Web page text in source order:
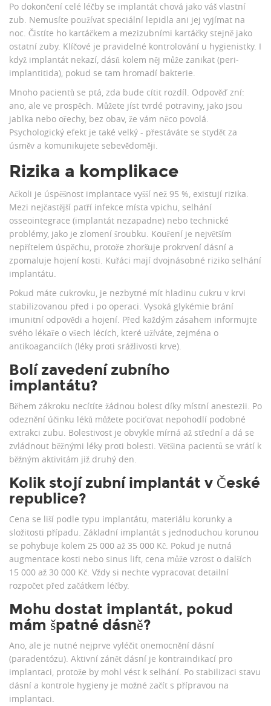
Po dokončení celé léčby se implantát chová jako váš vlastní
zub. Nemusíte používat speciální lepidla ani jej vyjímat na
noc. Čistíte ho kartáčkem a mezizubními kartáčky stejně jako
ostatní zuby. Klíčové je pravidelné kontrolování u hygienistky. I
když implantát nekazí, dásň kolem něj může zanikat (peri-
implantitida), pokud se tam hromadí bakterie.
Mnoho pacientů se ptá, zda bude cítit rozdíl. Odpověď zní:
ano, ale ve prospěch. Můžete jíst tvrdé potraviny, jako jsou
jablka nebo ořechy, bez obav, že vám něco povolá.
Psychologický efekt je také velký - přestáváte se stydět za
úsměv a komunikujete sebevědoměji.
Rizika a komplikace
Ačkoli je úspěšnost implantace vyšší než 95 %, existují rizika.
Mezi nejčastější patří infekce místa vpichu, selhání
osseointegrace (implantát nezapadne) nebo technické
problémy, jako je zlomení šroubku. Kouření je největším
nepřítelem úspěchu, protože zhoršuje prokrvení dásní a
zpomaluje hojení kosti. Kuřáci mají dvojnásobné riziko selhání
implantátu.
Pokud máte cukrovku, je nezbytné mít hladinu cukru v krvi
stabilizovanou před i po operaci. Vysoká glykémie brání
imunitní odpovědi a hojení. Před každým zásahem informujte
svého lékaře o všech lécích, které užíváte, zejména o
antikoaganciích (léky proti srážlivosti krve).
Bolí zavedení zubního
implantátu?
Během zákroku necítíte žádnou bolest díky místní anestezii. Po
odeznění účinku léků můžete pociťovat nepohodlí podobné
extrakci zubu. Bolestivost je obvykle mírná až střední a dá se
zvládnout běžnými léky proti bolesti. Většina pacientů se vrátí k
běžným aktivitám již druhý den.
Kolik stojí zubní implantát v České
republice?
Cena se liší podle typu implantátu, materiálu korunky a
složitosti případu. Základní implantát s jednoduchou korunou
se pohybuje kolem 25 000 až 35 000 Kč. Pokud je nutná
augmentace kosti nebo sinus lift, cena může vzrost o dalších
15 000 až 30 000 Kč. Vždy si nechte vypracovat detailní
rozpočet před začátkem léčby.
Mohu dostat implantát, pokud
mám špatné dásně?
Ano, ale je nutné nejprve vyléčit onemocnění dásní
(paradentózu). Aktivní zánět dásní je kontraindikací pro
implantaci, protože by mohl vést k selhání. Po stabilizaci stavu
dásní a kontrole hygieny je možné začít s přípravou na
implantaci.